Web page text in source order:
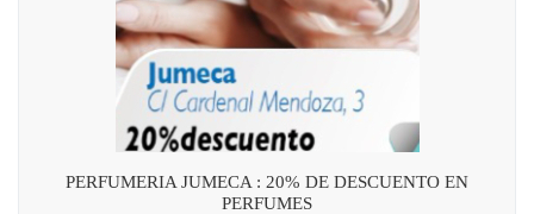
PERFUMERIA JUMECA : 20% DE DESCUENTO EN
PERFUMES